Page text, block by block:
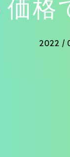
2022 /